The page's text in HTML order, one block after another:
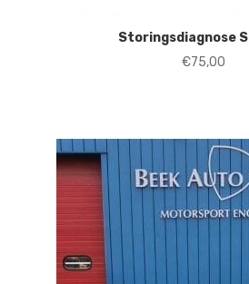
Storingsdiagnose
€75,00